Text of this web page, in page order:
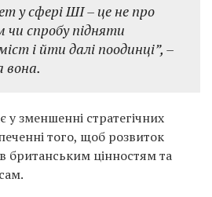
у сфері ШІ – це не про
чи спробу підняти
і йти далі поодинці”, –
вона.
у зменшенні стратегічних
того, щоб розвиток
британським цінностям та